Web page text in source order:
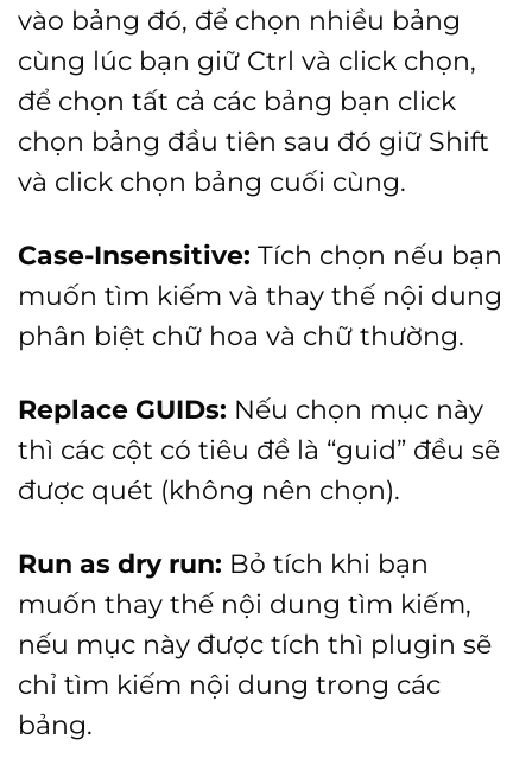
vào bảng đó, để chọn nhiều bảng
cùng lúc bạn giữ Ctrl và click chọn,
để chọn tất cả các bảng bạn click
chọn bảng đầu tiên sau đó giữ Shift
và click chọn bảng cuối cùng.
Case-Insensitive: Tích chọn nếu bạn
muốn tìm kiếm và thay thế nội dung
phân biệt chữ hoa và chữ thường.
Replace GUIDs: Nếu chọn mục này
thì các cột có tiêu đề là “guid” đều sẽ
được quét (không nên chọn).
Run as dry run: Bỏ tích khi bạn
muốn thay thế nội dung tìm kiếm,
nếu mục này được tích thì plugin sẽ
chỉ tìm kiếm nội dung trong các
bảng.